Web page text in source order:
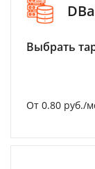
Выбрать
От 0.80 руб./